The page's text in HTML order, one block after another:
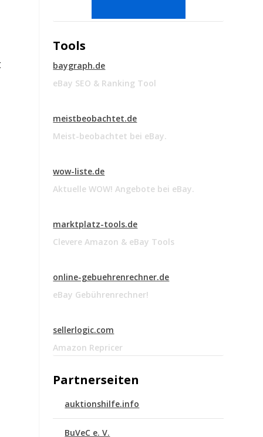
Tools
baygraph.de
eBay SEO & Ranking Tool
meistbeobachtet.de
Meist-beobachtet bei eBay.
wow-liste.de
Aktuelle WOW! Angebote bei eBay.
marktplatz-tools.de
Clevere Amazon & eBay Tools
online-gebuehrenrechner.de
eBay Gebührenrechner!
sellerlogic.com
Amazon Repricer
Partnerseiten
auktionshilfe.info
BuVeC e. V.